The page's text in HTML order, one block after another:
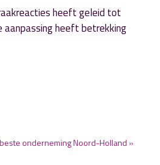
heeft geleid tot
aanpassing heeft betrekking
onderneming Noord-Holland »